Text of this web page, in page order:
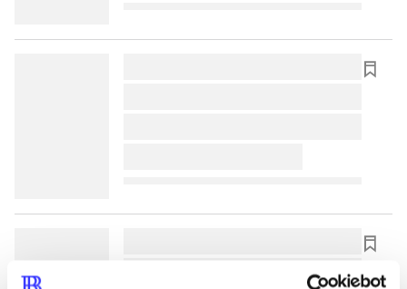
lorem ipsum dolor sit amet ...
lorem ipsum dolor sit amet ...
lorem ipsum dolor sit amet ...